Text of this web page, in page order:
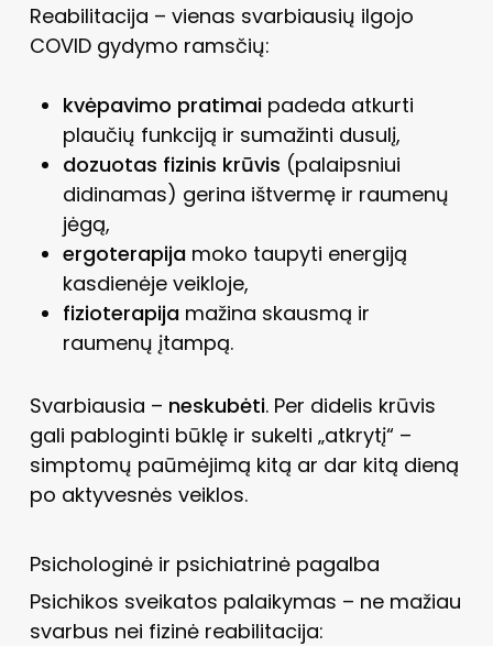
Reabilitacija – vienas svarbiausių ilgojo
COVID gydymo ramsčių:
kvėpavimo pratimaipadeda atkurti
plaučių funkciją ir sumažinti dusulį,
dozuotas fizinis krūvis (palaipsniui
didinamas) gerina ištvermę ir raumenų
jėgą,
ergoterapijamoko taupyti energiją
kasdienėje veikloje,
fizioterapijamažina skausmą ir
raumenų įtampą.
Svarbiausia – neskubėti. Per didelis krūvis
gali pabloginti būklę ir sukelti „atkrytį“ –
simptomų paūmėjimą kitą ar dar kitą dieną
po aktyvesnės veiklos.
Psichologinė ir psichiatrinė pagalba
Psichikos sveikatos palaikymas – ne mažiau
svarbus nei fizinė reabilitacija: